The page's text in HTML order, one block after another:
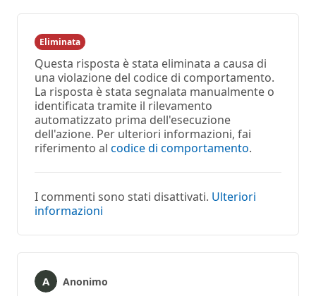
Eliminata
Questa risposta è stata eliminata a causa di
una violazione del codice di comportamento.
La risposta è stata segnalata manualmente o
identificata tramite il rilevamento
automatizzato prima dell'esecuzione
dell'azione. Per ulteriori informazioni, fai
riferimento al codice di comportamento.
I commenti sono stati disattivati. Ulteriori
informazioni
Anonimo